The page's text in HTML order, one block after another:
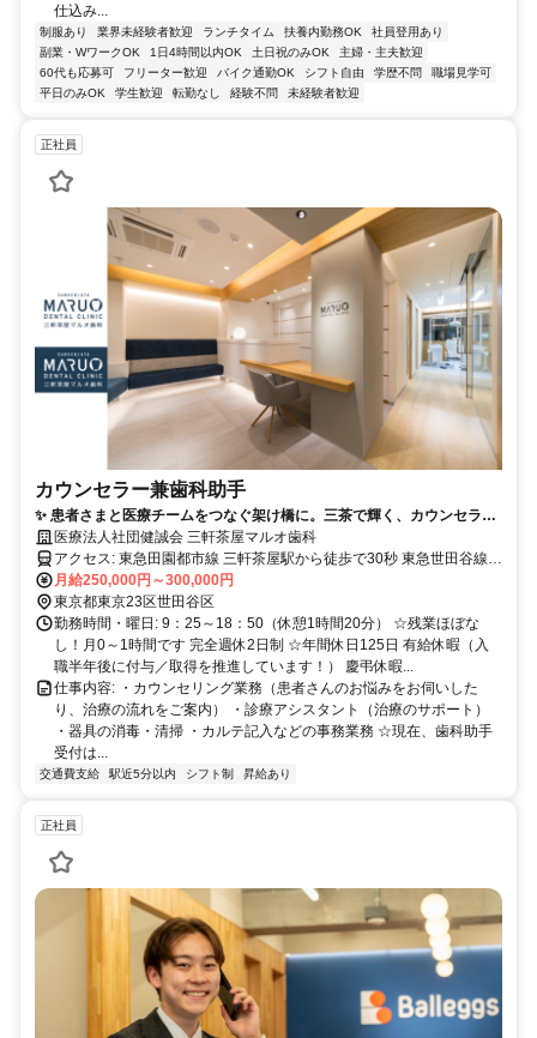
仕込み...
制服あり 業界未経験者歓迎 ランチタイム 扶養内勤務OK
社員登用あり
副業・WワークOK
1日4時間以内OK 土日祝のみOK
主婦・主夫歓迎
60代も応募可
フリーター歓迎 バイク通勤OK シフト自由 学歴不問
職場見学可
平日のみOK
学生歓迎 転勤なし 経験不問 未経験者歓迎
正社員
カウンセラー兼歯科助手
✨ 患者さまと医療チームをつなぐ架け橋に。三茶で輝く、カウンセラー
兼歯科助手募集！
医療法人社団健誠会 三軒茶屋マルオ歯科
アクセス: 東急田園都市線 三軒茶屋駅から徒歩で30秒 東急世田谷線
三軒茶屋駅から徒歩で1分 東急世田谷線 西太子堂駅から徒歩で6分
月給250,000円～300,000円
東京都東京23区世田谷区
勤務時間・曜日: 9：25～18：50（休憩1時間20分） ☆残業ほぼな
し！月0～1時間です 完全週休2日制 ☆年間休日125日 有給休暇（入
職半年後に付与／取得を推進しています！） 慶弔休暇...
仕事内容: ・カウンセリング業務（患者さんのお悩みをお伺いした
り、治療の流れをご案内） ・診療アシスタント（治療のサポート）
・器具の消毒・清掃 ・カルテ記入などの事務業務 ☆現在、歯科助手
受付は...
交通費支給 駅近5分以内 シフト制 昇給あり
正社員